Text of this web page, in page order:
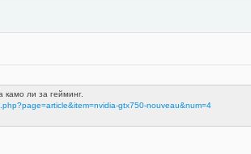
ли за гейминг.
gtx750-nouveau&num=4